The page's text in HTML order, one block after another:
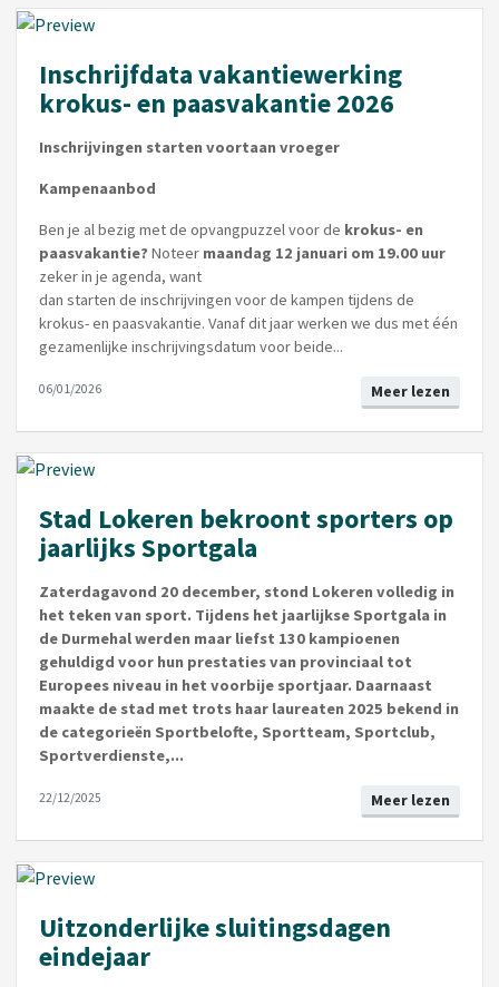
Inschrijfdata vakantiewerking
krokus- en paasvakantie 2026
Inschrijvingen starten voortaan vroeger
Kampenaanbod
Ben je al bezig met de opvangpuzzel voor de krokus- en
paasvakantie? Noteer maandag 12 januari om 19.00 uur
zeker in je agenda, want
dan starten de inschrijvingen voor de kampen tijdens de
krokus- en paasvakantie. Vanaf dit jaar werken we dus met één
gezamenlijke inschrijvingsdatum voor beide...
Meer lezen
06/01/2026
Stad Lokeren bekroont sporters op
jaarlijks Sportgala
Zaterdagavond 20 december, stond Lokeren volledig in
het teken van sport. Tijdens het jaarlijkse Sportgala in
de Durmehal werden maar liefst 130 kampioenen
gehuldigd voor hun prestaties van provinciaal tot
Europees niveau in het voorbije sportjaar. Daarnaast
maakte de stad met trots haar laureaten 2025 bekend in
de categorieën Sportbelofte, Sportteam, Sportclub,
Sportverdienste,...
Meer lezen
22/12/2025
Uitzonderlijke sluitingsdagen
eindejaar